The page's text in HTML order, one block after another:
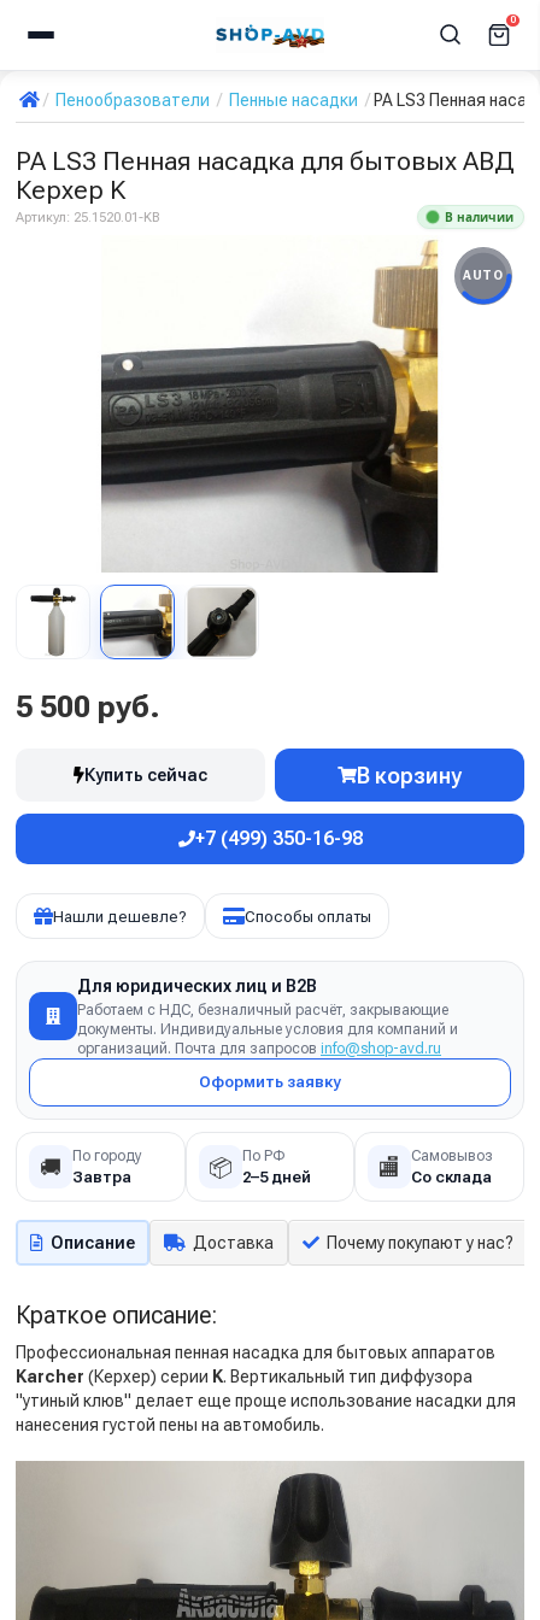
0
Пенообразователи Пенные насадки PA LS3 Пенная
PA LS3 Пенная насадка для бытовых АВД
Керхер K
Артикул: 25.1520.01-KB В наличии
AUTO
5 500 руб.
Купить сейчас В корзину
+7 (499) 350-16-98
Нашли дешевле? Способы оплаты
Для юридических лиц и B2B
Работаем с НДС, безналичный расчёт, закрывающие
документы. Индивидуальные условия для компаний и
организаций. Почта для запросов info@shop-avd.ru
Оформить заявку
🚚 По городу
Завтра 📦 По РФ
2–5 дней 🏬 Самовывоз
Со склада
Описание Доставка Почему покупают у нас?
Краткое описание:
Профессиональная пенная насадка для бытовых аппаратов
Karcher (Керхер) серии K. Вертикальный тип диффузора
"утиный клюв" делает еще проще использование насадки для
нанесения густой пены на автомобиль.